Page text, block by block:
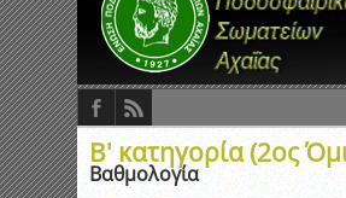
Β' κατηγορία (2ος
Βαθμολογία